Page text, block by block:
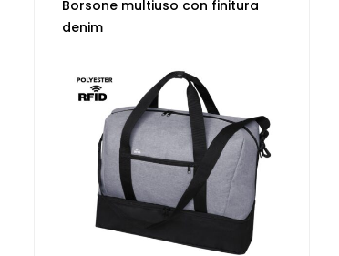
Borsone multiuso con finitura
denim